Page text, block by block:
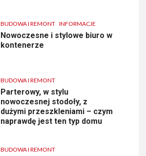
BUDOWA I REMONT INFORMACJE
Nowoczesne i stylowe biuro w
kontenerze
BUDOWA I REMONT
Parterowy, w stylu
nowoczesnej stodoły, z
dużymi przeszkleniami – czym
naprawdę jest ten typ domu
BUDOWA I REMONT